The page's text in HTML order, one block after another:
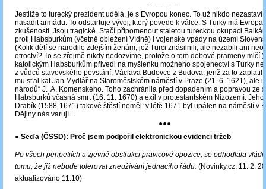
─────
Jestliže to turecký prezident udělá, je s Evropou konec. To už nikdo
nasadit armádu. To odstartuje vývoj, který povede k válce. S Turky má Evropa
zkušenosti. Jsou tragické. Stačí připomenout staletou tureckou okupaci
proti Habsburkům (včetně obležení Vídně) i vojenské vpády na území
(Kolik dětí se narodilo zdejším ženám, jež Turci znásilnili, ale nezabili ani
otroctví? To se zřejmě nikdy nedozvíme, protože o tom dobové prameny
katolickým Habsburkům přivedl na myšlenku možného spojenectví s Turky
z vůdců stavovského povstání, Václava Budovce z Budova, jenž za to zaplatil
mu sťal kat Jan Mydlář na Staroměstském náměstí v Praze (21. 6. 1621), ale i
národů“ J. A. Komenského. Toho zachránila před dopadením a popravou ze
Habsburků včasná smrt (16. 11. 1670) a exil v protestantském Nizozemí.
Drabík (1588-1671) takové štěstí neměl: v létě 1671 byl upálen na náměstí v
Dějiny nás varují…
●●●
● Seďa (ČSSD): Proč jsem podpořil elektronickou evidenci tržeb
Po všech peripetiích a zjevné obstrukci pravicové opozice, se odhodlala
tomu, že již nebude tolerovat zneužívání jednacího řádu. (Novinky.cz, 11. 2.
aktualizováno 11:10)